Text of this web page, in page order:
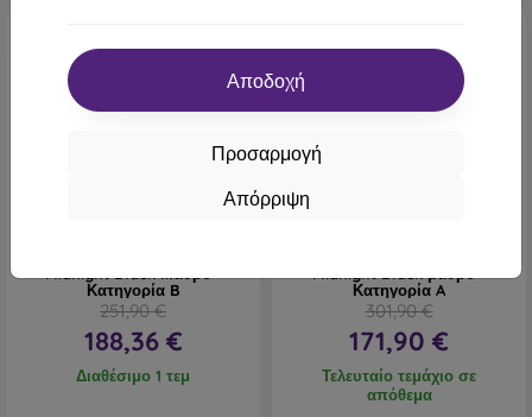
Αποδοχή
Προσαρμογή
Απόρριψη
Κατηγορία B
251,90 €
188,36 €
Διαθέσιμο 1 τεμ
-43%
Κατηγορία A
301,90 €
171,90 €
Τελευταίο τεμάχιο σε
απόθεμα